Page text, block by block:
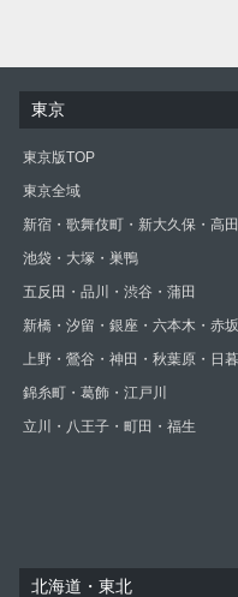
東京
東京版TOP
東京全域
新宿・歌舞伎町・新大久保・高
池袋・大塚・巣鴨
五反田・品川・渋谷・蒲田
新橋・汐留・銀座・六本木・赤坂
上野・鶯谷・神田・秋葉原・日
錦糸町・葛飾・江戸川
立川・八王子・町田・福生
北海道・東北